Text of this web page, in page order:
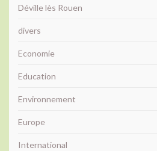
Déville lès Rouen
divers
Economie
Education
Environnement
Europe
International